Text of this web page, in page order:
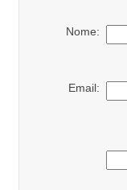
Nome:
Email: